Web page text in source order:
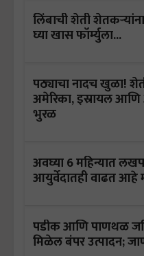
लिंबाची शेती
घ्या खास फॉर्म्युला...
पठ्याचा नादच खुळा!
अमेरिका, इस्रायल
भुरळ
अवघ्या 6 महिन्यात
आयुर्वेदातही वाढत आहे
पडीक आणि पाणथळ
मिळेल बंपर उत्पादन;